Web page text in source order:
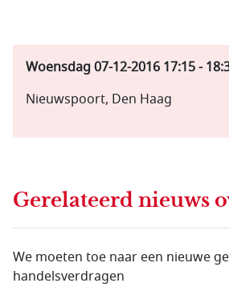
Woensdag 07-12-2016 17:15-
Nieuwspoort, Den Haag
Gerelateerd nieuws
We moeten toe naar een nieuwe
handelsverdragen